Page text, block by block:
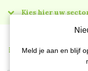
Kies hier uw
Menu
Meld je aan en blijf